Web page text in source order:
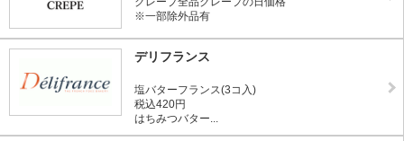
※一部除外品有
デリフランス
塩バターフランス(3コ入)
税込420円
はちみつバター...